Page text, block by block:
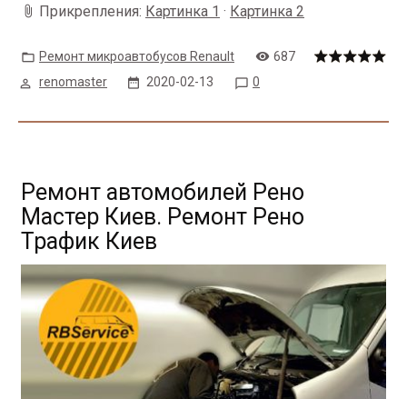
Прикрепления: Картинка 1 · Картинка 2
Ремонт микроавтобусов Renault
687
renomaster
2020-02-13 0
Ремонт автомобилей Рено
Мастер Киев. Ремонт Рено
Трафик Киев